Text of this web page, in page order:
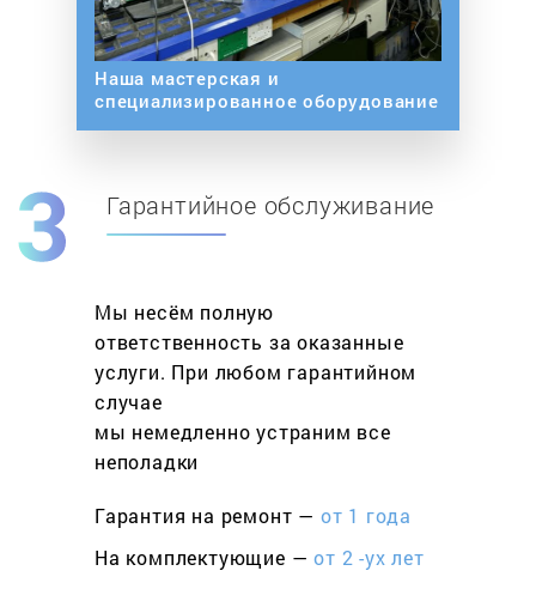
Наша мастерская и
специализированное оборудование
Гарантийное обслуживание
Мы несём полную
ответственность за оказанные
услуги. При любом гарантийном
cлучае
мы немедленно устраним все
неполадки
Гарантия на ремонт — от 1 года
На комплектующие —от 2 -ух лет